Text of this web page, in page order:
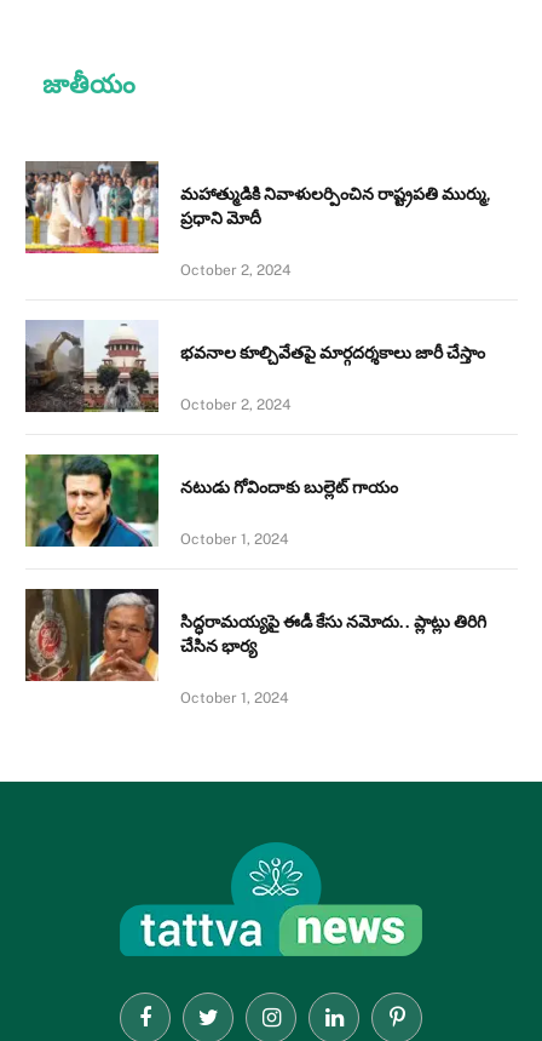
జాతీయం
మహాత్ముడికి నివాళులర్పించిన రాష్ట్రపతి ముర్ము,
ప్రధాని మోదీ
October 2, 2024
భవనాల కూల్చివేతపై మార్గదర్శకాలు జారీ చేస్తాం
October 2, 2024
నటుడు గోవిందాకు బుల్లెట్ గాయం
October 1, 2024
సిద్ధరామయ్యపై ఈడీ కేసు నమోదు.. ప్లాట్లు తిరిగి
చేసిన భార్య
October 1, 2024
FacebookTwitter InstagramLinkedInPinterest